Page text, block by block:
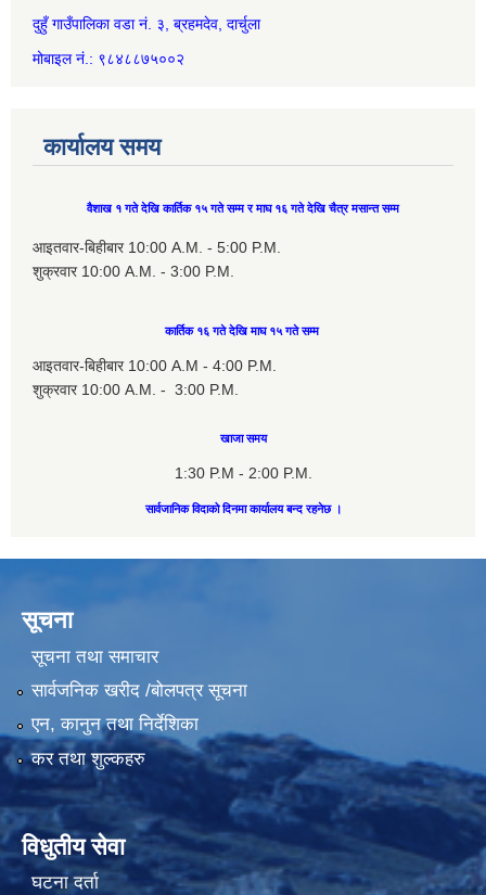
दुहुँ गाउँपालिका वडा नं. ३, ब्रहमदेव, दार्चुला
मोबाइल नं.: ९८४८८७५००२
कार्यालय समय
वैशाख १ गते देखि कार्तिक १५ गते सम्म र माघ १६ गते देखि चैत्र मसान्त सम्म
आइतवार-बिहीबार 10:00 A.M. - 5:00 P.M.
शुक्रवार 10:00 A.M. - 3:00 P.M.
कार्तिक १६ गते देखि माघ १५ गते सम्म
आइतवार-बिहीबार 10:00 A.M - 4:00 P.M.
शुक्रवार 10:00 A.M. - 3:00 P.M.
खाजा समय
1:30 P.M - 2:00 P.M.
सार्वजानिक विदाको दिनमा कार्यालय बन्द रहनेछ ।
सूचना
सूचना तथा समाचार
सार्वजनिक खरीद /बोलपत्र सूचना
एन, कानुन तथा निर्देशिका
कर तथा शुल्कहरु
विधुतीय सेवा
घटना दर्ता